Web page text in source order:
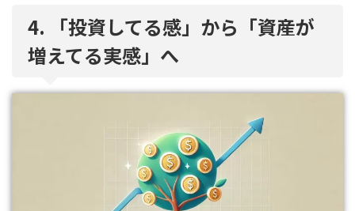
4. 「投資してる感」から「資産が
増えてる実感」へ